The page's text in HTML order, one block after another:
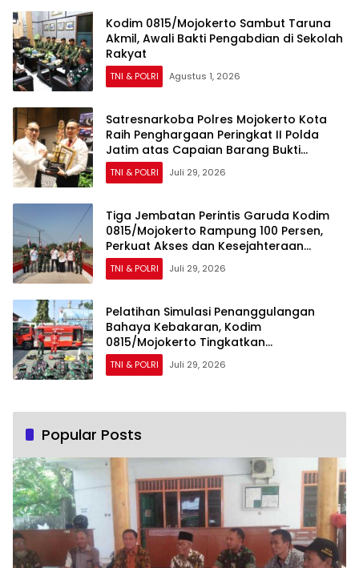
Kodim 0815/Mojokerto Sambut Taruna
Akmil, Awali Bakti Pengabdian di Sekolah
Rakyat
TNI & POLRI Agustus 1, 2026
Satresnarkoba Polres Mojokerto Kota
Raih Penghargaan Peringkat II Polda
Jatim atas Capaian Barang Bukti
Narkoba Terbanyak
TNI & POLRI Juli 29, 2026
Tiga Jembatan Perintis Garuda Kodim
0815/Mojokerto Rampung 100 Persen,
Perkuat Akses dan Kesejahteraan
Warga
TNI & POLRI Juli 29, 2026
Pelatihan Simulasi Penanggulangan
Bahaya Kebakaran, Kodim
0815/Mojokerto Tingkatkan
Kesiapsiagaan Personel Hadapi Situasi
Darurat
TNI & POLRI Juli 29, 2026
Popular Posts